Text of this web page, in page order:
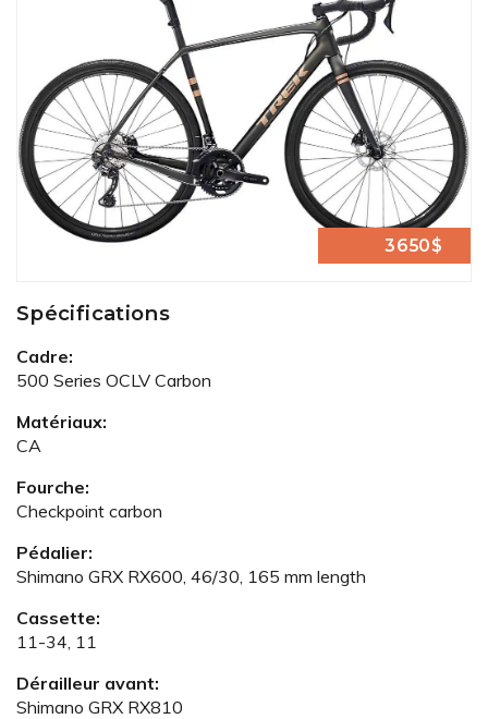
3650$
Spécifications
Cadre:
500 Series OCLV Carbon
Matériaux:
CA
Fourche:
Checkpoint carbon
Pédalier:
Shimano GRX RX600, 46/30, 165 mm length
Cassette:
11-34, 11
Dérailleur avant:
Shimano GRX RX810